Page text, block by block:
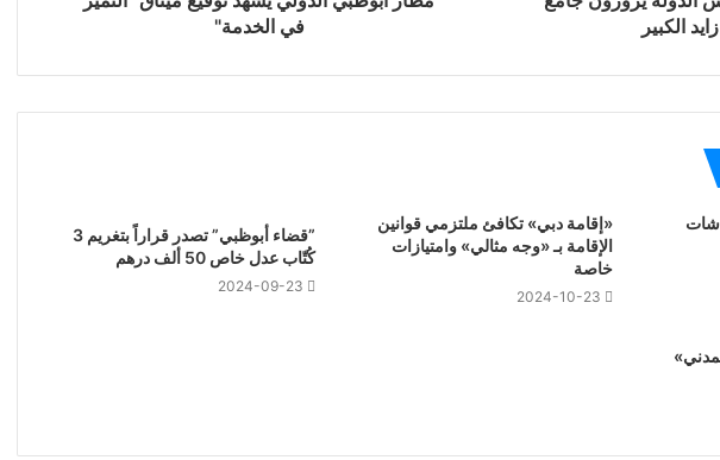
الكبير
في الخدمة"
«إقامة دبي» تكافئ ملتزمي قوانين
الإقامة بـ «وجه مثالي» وامتيازات
خاصة
2024-10-23
‏”قضاء أبوظبي” تصدر قراراً بتغريم 3
كُتّاب عدل خاص 50 ألف درهم
2024-09-23